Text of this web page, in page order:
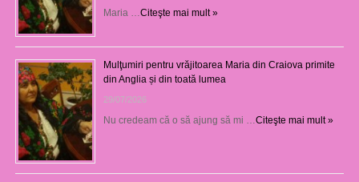
Maria … Citeşte mai mult »
Mulţumiri pentru vrăjitoarea Maria din Craiova primite
din Anglia și din toată lumea
29/07/2026
Nu credeam că o să ajung să mi … Citeşte mai mult »